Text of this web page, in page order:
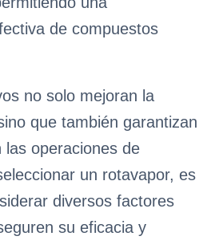
de compuestos
no solo mejoran la
que también garantizan
las operaciones de
un rotavapor, es
diversos factores
su eficacia y